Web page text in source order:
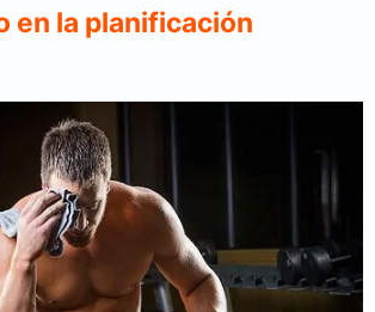
en la planificación